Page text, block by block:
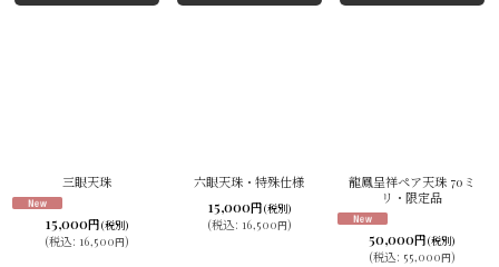
三眼天珠
15,000円(税別)
(税込: 16,500円)
六眼天珠・特殊仕様
15,000円(税別)
(税込: 16,500円)
龍鳳呈祥ペア天珠 70ミ
リ・限定品
50,000円 (税別)
(税込: 55,000円)